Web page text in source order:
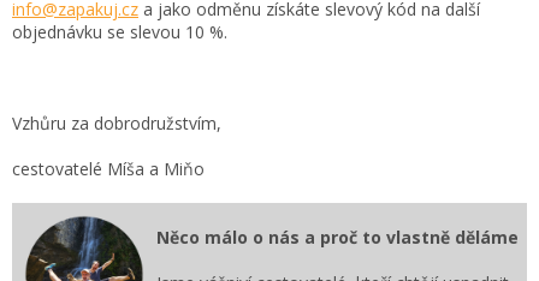
info@zapakuj.cz a jako odměnu získáte slevový kód na další
objednávku se slevou 10 %.
Vzhůru za dobrodružstvím,
cestovatelé Míša a Miňo
Něco málo o nás a proč to vlastně děláme